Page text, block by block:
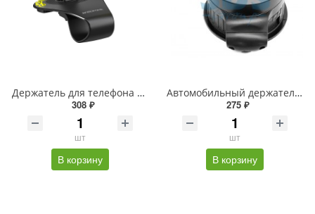
Держатель для телефона Borofone BH16
308 ₽
шт
В корзину
Автомобильный держатель REXANT C605 поворотный 360 компакт 40-60 мм
275 ₽
шт
В корзину